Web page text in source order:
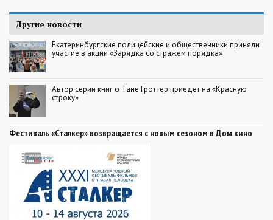
Другие новости
Екатеринбургские полицейские и общественники приняли
участие в акции «Зарядка со стражем порядка»
Автор серии книг о Тане Гроттер приедет на «Красную
строку»
Фестиваль «Сталкер» возвращается с новым сезоном в Дом кино